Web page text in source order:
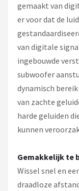
gemaakt van
er voor dat de
van digitale
ingebouwde
subwoofer
dynamisch
van zachte
harde geluiden
kunnen
Gemakkelijk te
Wissel snel en
draadloze